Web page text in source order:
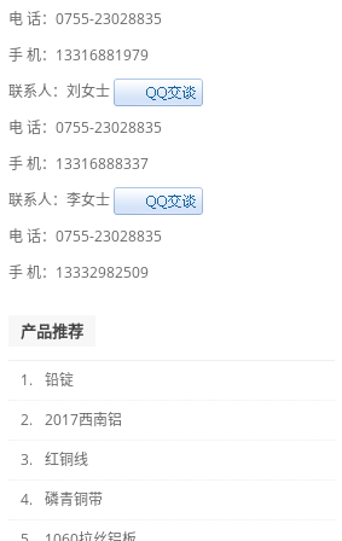
电 话：0755-23028835
手 机：13316881979
联系人：刘女士
电 话：0755-23028835
手 机：13316888337
联系人：李女士
电 话：0755-23028835
手 机：13332982509
产品推荐
1. 铅锭
2. 2017西南铝
3. 红铜线
4. 磷青铜带